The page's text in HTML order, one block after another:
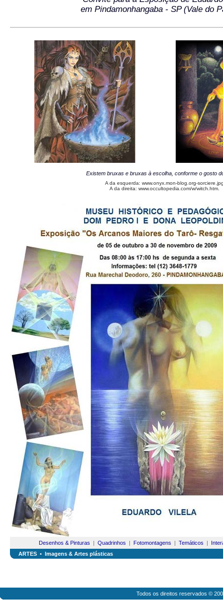
em Pindamonhangaba - SP (Vale do
Existem bruxas e bruxas à escolha, conforme o gosto
A da esquerda: www.onyx.mon-blog.org-
A da direita: www.occultopedia.com/w/witch.htm.
Desenhos & Pinturas | Quadrinhos | Fotomontagens | Temáticos |
ARTES • Imagens & Artes plásticas
Todos os direitos reservados ©